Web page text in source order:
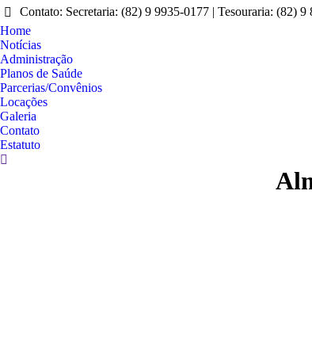
Contato: Secretaria: (82) 9 9935-0177 | Tesouraria: (82) 9
Home
Notícias
Administração
Planos de Saúde
Parcerias/Convênios
Locações
Galeria
Contato
Estatuto
Search: